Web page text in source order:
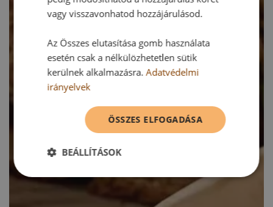
vagy visszavonhatod hozzájárulásod.
Az Összes elutasítása gomb használata
esetén csak a nélkülözhetetlen sütik
kerülnek alkalmazásra.Adatvédelmi
irányelvek
ÖSSZES ELFOGADÁSA
BEÁLLÍTÁSOK